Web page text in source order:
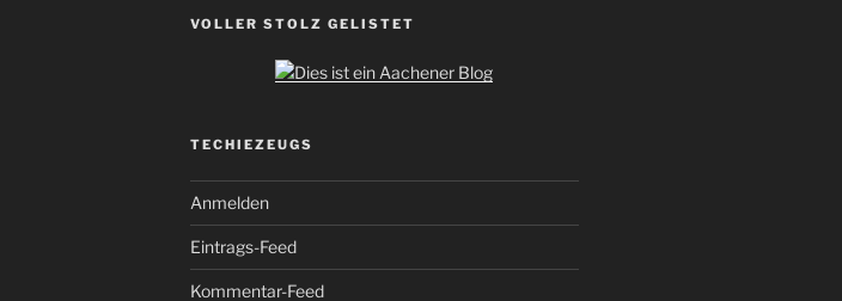
VOLLER STOLZ GELISTET
TECHIEZEUGS
Anmelden
Eintrags-Feed
Kommentar-Feed